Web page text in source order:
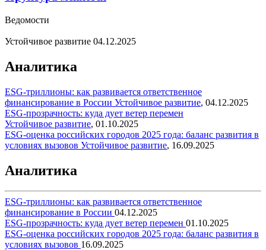
Ведомости
Устойчивое развитие 04.12.2025
Аналитика
ESG-триллионы: как развивается ответственное
финансирование в России Устойчивое развитие, 04.12.2025
ESG-прозрачность: куда дует ветер перемен
Устойчивое развитие, 01.10.2025
ESG-оценка российских городов 2025 года: баланс развития в
условиях вызовов Устойчивое развитие, 16.09.2025
Аналитика
ESG-триллионы: как развивается ответственное
финансирование в России 04.12.2025
ESG-прозрачность: куда дует ветер перемен 01.10.2025
ESG-оценка российских городов 2025 года: баланс развития в
условиях вызовов 16.09.2025